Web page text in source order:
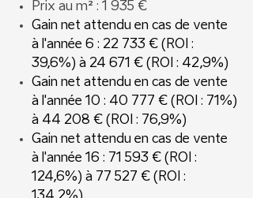
Prix au m² : 1 935 €
Gain net attendu en cas de vente
à l'année 6 : 22 733 € (ROI :
39,6%) à 24 671 € (ROI : 42,9%)
Gain net attendu en cas de vente
à l'année 10 : 40 777 € (ROI : 71%)
à 44 208 € (ROI : 76,9%)
Gain net attendu en cas de vente
à l'année 16 : 71 593 € (ROI :
124,6%) à 77 527 € (ROI :